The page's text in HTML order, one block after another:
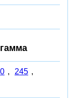
0 , 245 ,